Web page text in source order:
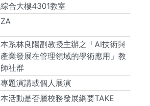
綜合大樓4301教室
ZA
本系林良陽副教授主辦之「AI技術與
產業發展在管理領域的學術應用」教
師社群
專題演講或個人展演
本活動是否屬校務發展綱要TAKE